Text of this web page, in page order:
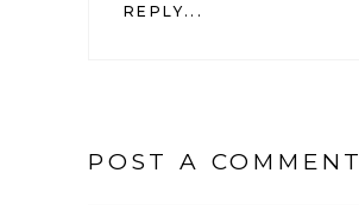
REPLY...
POST A COMMENT